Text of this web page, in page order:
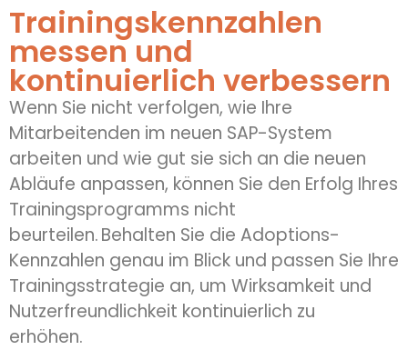
Trainingskennzahlen
messen und
kontinuierlich verbessern
Wenn Sie nicht verfolgen, wie Ihre
Mitarbeitenden im neuen SAP-System
arbeiten und wie gut sie sich an die neuen
Abläufe anpassen, können Sie den Erfolg Ihres
Trainingsprogramms nicht
beurteilen. Behalten Sie die Adoptions-
Kennzahlen genau im Blick und passen Sie Ihre
Trainingsstrategie an, um Wirksamkeit und
Nutzerfreundlichkeit kontinuierlich zu
erhöhen.